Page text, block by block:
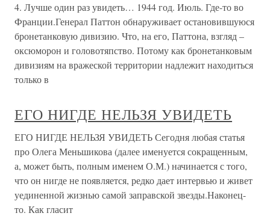
4. Лучше один раз увидеть… 1944 год. Июль. Где-то во
Франции.Генерал Паттон обнаруживает остановившуюся
бронетанковую дивизию. Что, на его, Паттона, взгляд –
оксюморон и головотяпство. Потому как бронетанковым
дивизиям на вражеской территории надлежит находиться
только в
ЕГО НИГДЕ НЕЛЬЗЯ УВИДЕТЬ
ЕГО НИГДЕ НЕЛЬЗЯ УВИДЕТЬ Сегодня любая статья
про Олега Меньшикова (далее именуется сокращенным,
а, может быть, полным именем О.М.) начинается с того,
что он нигде не появляется, редко дает интервью и живет
уединенной жизнью самой заправской звезды.Наконец-
то. Как гласит